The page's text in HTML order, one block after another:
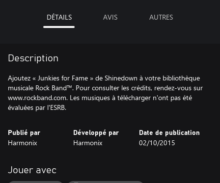
DÉTAILS AVIS AUTRES
Description
Ajoutez « Junkies for Fame » de Shinedown à votre bibliothèque
musicale Rock Band™. Pour consulter les crédits, rendez-vous sur
www.rockband.com. Les musiques à télécharger n'ont pas été
évaluées par l'ESRB.
Publié par
Harmonix
Développé par
Harmonix
Date de publication
02/10/2015
Jouer avec